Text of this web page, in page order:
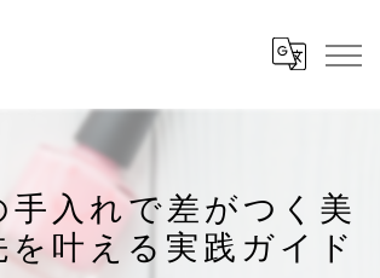
手入れで差がつく美
叶える実践ガイド